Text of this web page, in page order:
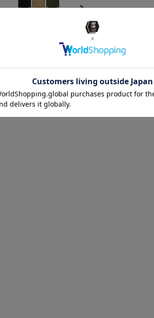
Bush Craft Inc.
ブッシュクラフト/
¥3,630（税込）